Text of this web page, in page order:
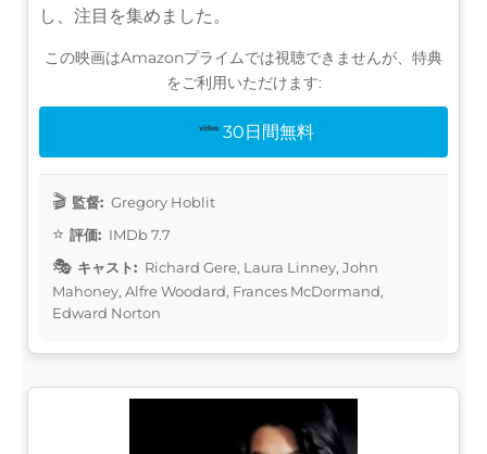
し、注目を集めました。
この映画はAmazonプライムでは視聴できませんが、特典
をご利用いただけます:
30日間無料
監督: Gregory Hoblit
評価: IMDb 7.7
キャスト: Richard Gere, Laura Linney, John
Mahoney, Alfre Woodard, Frances McDormand,
Edward Norton